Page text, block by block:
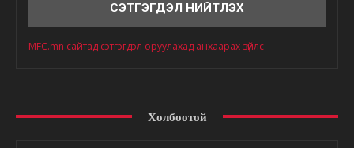
MFC.mn сайтад сэтгэгдэл оруулахад анхаарах зүйлс
Холбоотой